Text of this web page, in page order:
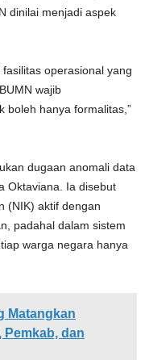
dinilai menjadi aspek
operasional yang
wajib
boleh hanya formalitas,”
dugaan anomali data
Oktaviana. Ia disebut
(NIK) aktif dengan
padahal dalam sistem
warga negara hanya
Matangkan
Pemkab, dan